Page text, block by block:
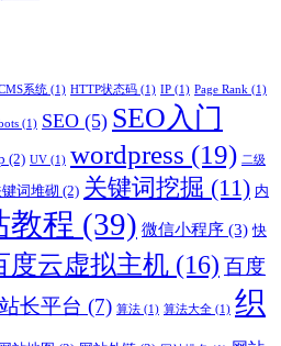
系统 (1) HTTP状态码 (1) IP (1) Page Rank (1)
(1) SEO (5) SEO入门
(2) UV (1) wordpress (19) 二级
键词堆砌 (2) 关键词挖掘 (11) 内
教程 (39) 微信小程序 (3) 快
度云虚拟主机 (16) 百度
长平台 (7) 算法 (1) 算法大全 (1) 织